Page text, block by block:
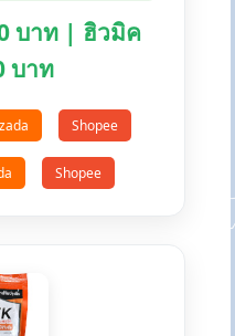
บาท | ฮิวมิค
บาท
Shopee
Shopee